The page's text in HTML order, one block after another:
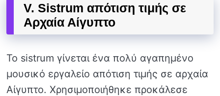
V. Sistrum απότιση τιμής σε
Αρχαία Αίγυπτο
Το sistrum γίνεται ένα πολύ αγαπημένο
μουσικό εργαλείο απότιση τιμής σε αρχαία
Αίγυπτο. Χρησιμοποιήθηκε προκάλεσε